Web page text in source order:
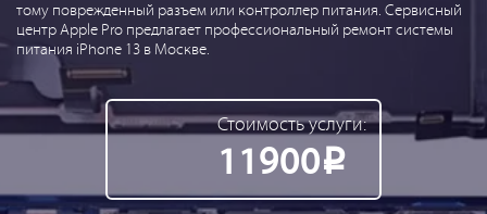
тому поврежденный разъем или контроллер питания. Сервисный
центр Apple Pro предлагает профессиональный ремонт системы
питания iPhone 13 в Москве.
Стоимость услуги:
11900Р